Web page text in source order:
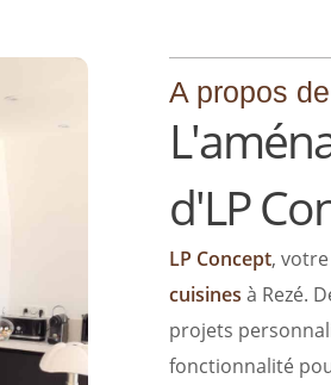
A propos
d'LP
LP Concept,
cuisines à Rezé.
projets
fonctionnalité